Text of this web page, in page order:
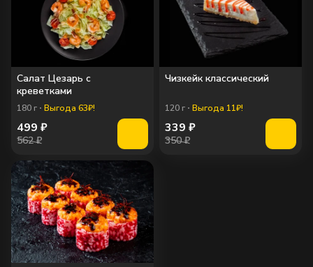
Салат Цезарь с
креветками
180 г Выгода 63₽!
499 ₽
562 ₽
Чизкейк классический
120 г Выгода 11₽!
339 ₽
350 ₽